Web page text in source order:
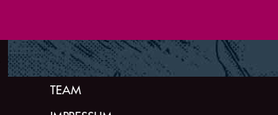
TEAM